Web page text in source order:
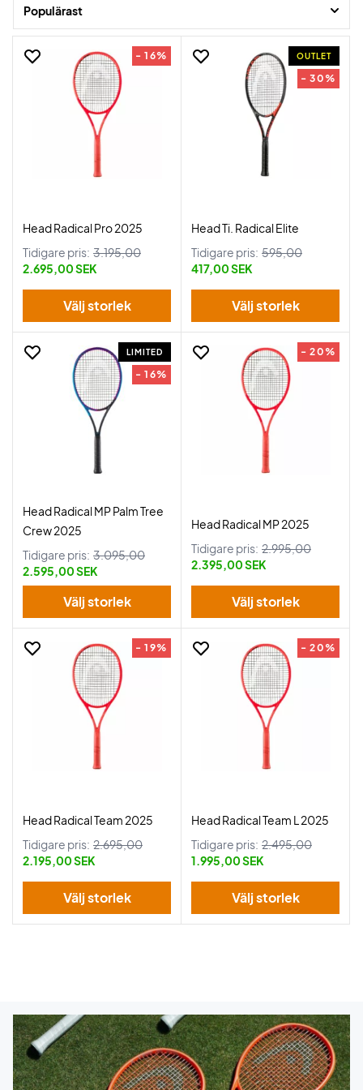
bästa i en och samma tennisracket.
Populärast
- 16%
Head Radical Pro 2025
Tidigare pris: 3.195,00
2.695,00 SEK
Välj storlek
OUTLET
- 30%
Head Ti. Radical Elite
Tidigare pris: 595,00
417,00 SEK
Välj storlek
LIMITED
- 16%
Head Radical MP Palm Tree
Crew 2025
Tidigare pris: 3.095,00
2.595,00 SEK
Välj storlek
- 20%
Head Radical MP 2025
Tidigare pris: 2.995,00
2.395,00 SEK
Välj storlek
- 19%
Head Radical Team 2025
Tidigare pris: 2.695,00
2.195,00 SEK
Välj storlek
- 20%
Head Radical Team L 2025
Tidigare pris: 2.495,00
1.995,00 SEK
Välj storlek